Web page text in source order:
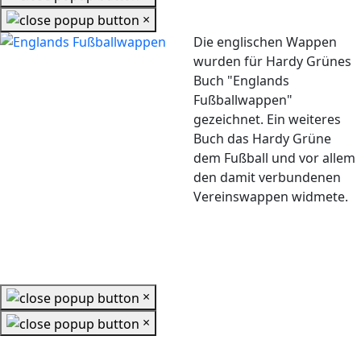
×
Die englischen Wappen
wurden für Hardy Grünes
Buch "Englands
Fußballwappen"
gezeichnet. Ein weiteres
Buch das Hardy Grüne
dem Fußball und vor allem
den damit verbundenen
Vereinswappen widmete.
×
×